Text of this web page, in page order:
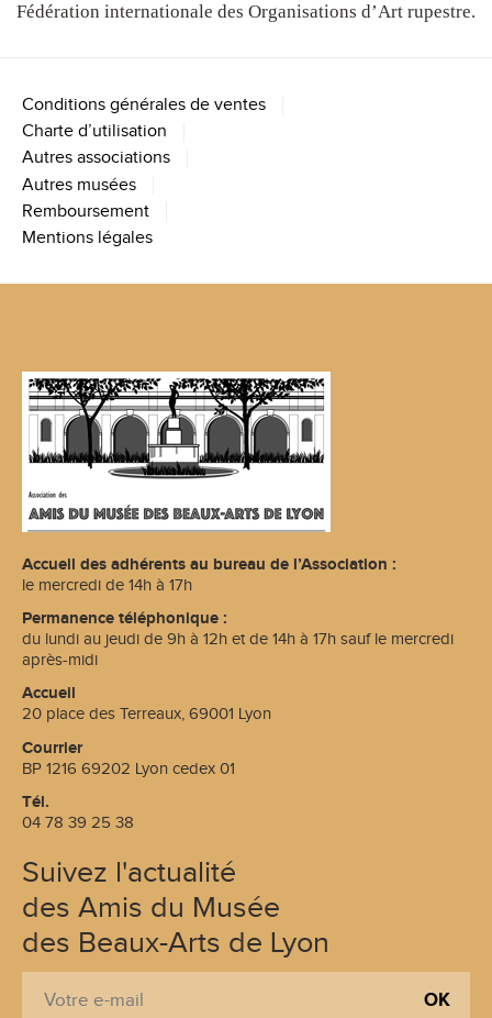
Fédération internationale des Organisations d’Art rupestre.
Conditions générales de ventes
Charte d’utilisation
Autres associations
Autres musées
Remboursement
Mentions légales
Accueil des adhérents au bureau de l’Association :
le mercredi de 14h à 17h
Permanence téléphonique :
du lundi au jeudi de 9h à 12h et de 14h à 17h sauf le mercredi
après-midi
Accueil
20 place des Terreaux, 69001 Lyon
Courrier
BP 1216 69202 Lyon cedex 01
Tél.
04 78 39 25 38
Suivez l'actualité
des Amis du Musée
des Beaux-Arts de Lyon